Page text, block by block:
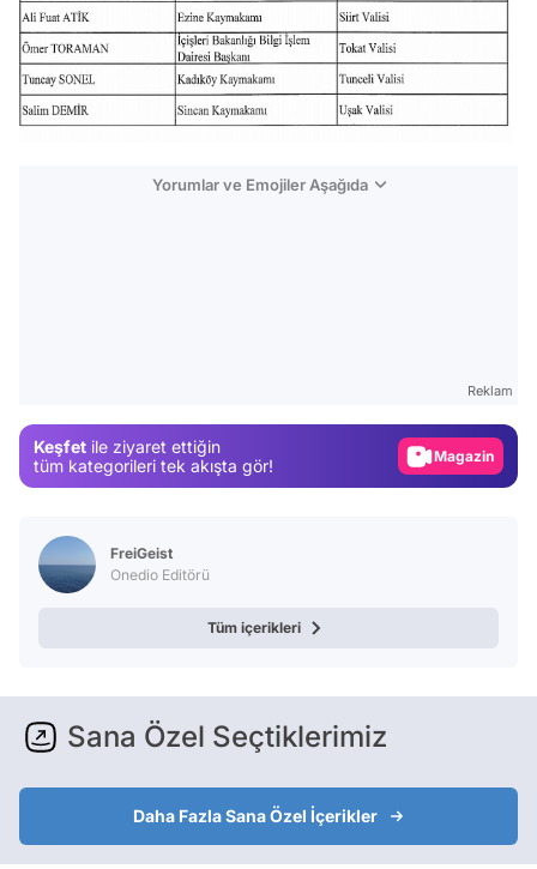
Yorumlar ve Emojiler Aşağıda
Reklam
Keşfet ile ziyaret ettiğin
tüm kategorileri tek akışta gör!
Video
FreiGeist
Onedio Editörü
Tüm içerikleri
Sana Özel Seçtiklerimiz
Daha Fazla Sana Özel İçerikler